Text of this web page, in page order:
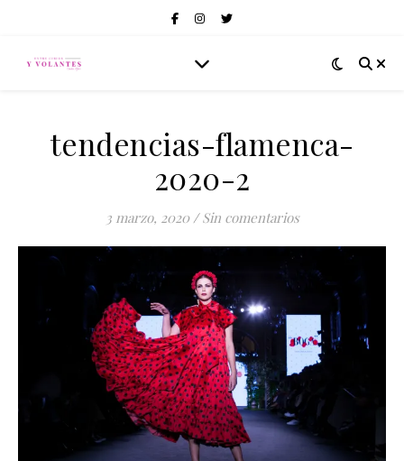
tendencias-flamenca-
2020-2
3 marzo, 2020 / Sin comentarios